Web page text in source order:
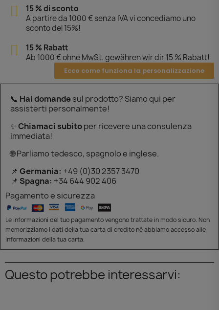
15 % di sconto
A partire da 1000 € senza IVA vi concediamo uno
sconto del 15%!
15 % Rabatt
Ab 1000 € ohne MwSt. gewähren wir dir 15 % Rabatt!
Ecco come funziona la personalizzazione
📞 Hai domandesul prodotto? Siamo qui per
assisterti personalmente!
✨Chiamaci subitoper ricevere una consulenza
immediata!
🌐 Parliamo tedesco, spagnolo e inglese.
📌 Germania: +49 (0)30 2357 3470
📌 Spagna: +34 644 902 406
Pagamento e sicurezza
Le informazioni del tuo pagamento vengono trattate in modo sicuro. Non
memorizziamo i dati della tua carta di credito né abbiamo accesso alle
informazioni della tua carta.
Questo potrebbe interessarvi: